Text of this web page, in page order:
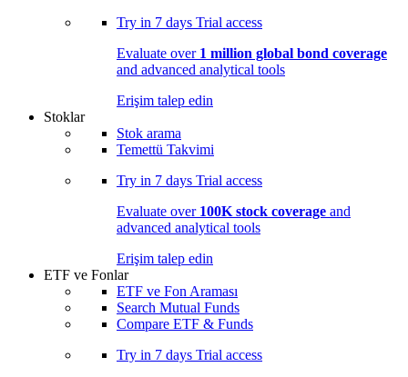
Try in 7 days Trial access
Evaluate over 1 million global bond coverage
and advanced analytical tools
Erişim talep edin
Stoklar
Stok arama
Temettü Takvimi
Try in 7 days Trial access
Evaluate over 100K stock coverage and
advanced analytical tools
Erişim talep edin
ETF ve Fonlar
ETF ve Fon Araması
Search Mutual Funds
Compare ETF & Funds
Try in 7 days Trial access